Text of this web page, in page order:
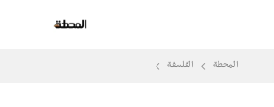
المحطة الفلسفة